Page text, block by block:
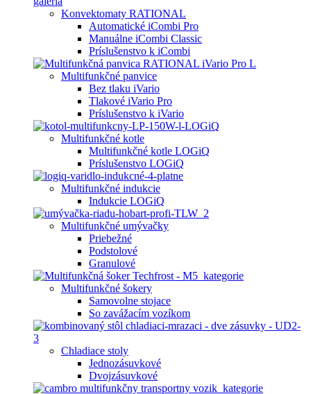
Konvektomaty RATIONAL
Automatické iCombi Pro
Manuálne iCombi Classic
Príslušenstvo k iCombi
Multifunkčné panvice
Bez tlaku iVario
Tlakové iVario Pro
Príslušenstvo k iVario
Multifunkčné kotle
Multifunkčné kotle LOGiQ
Príslušenstvo LOGiQ
Multifunkčné indukcie
Indukcie LOGiQ
Multifunkčné umývačky
Priebežné
Podstolové
Granulové
Multifunkčné šokery
Samovolne stojace
So zavážacím vozíkom
Chladiace stoly
Jednozásuvkové
Dvojzásuvkové